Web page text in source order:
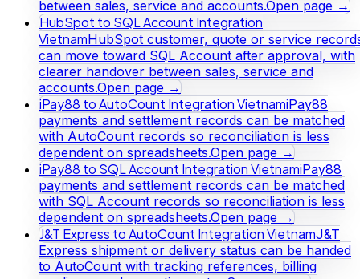
between sales, service and accounts.Open page →
HubSpot to SQL Account Integration
VietnamHubSpot customer, quote or service
can move toward SQL Account after approval, with
clearer handover between sales, service and
accounts.Open page →
iPay88 to AutoCount Integration VietnamiPay88
payments and settlement records can be matched
with AutoCount records so reconciliation is less
dependent on spreadsheets.Open page →
iPay88 to SQL Account Integration VietnamiPay88
payments and settlement records can be matched
with SQL Account records so reconciliation is less
dependent on spreadsheets.Open page →
J&T Express to AutoCount Integration VietnamJ&T
Express shipment or delivery status can be handed
to AutoCount with tracking references, billing